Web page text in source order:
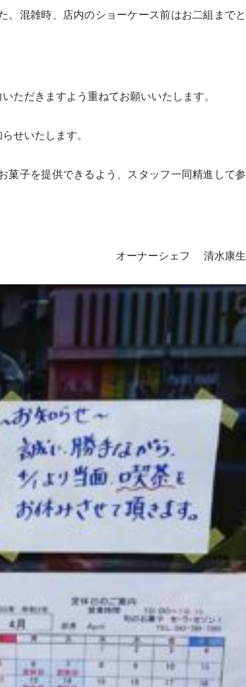
混雑時、店内のショーケース前はお二組までと
ただきますよう重ねてお願いいたします。
せいたします。
菓子を提供できるよう、スタッフ一同精進して参
オーナーシェフ 清水康生